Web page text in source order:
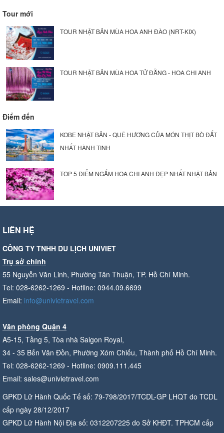
Tour mới
TOUR NHẬT BẢN MÙA HOA ANH ĐÀO (NRT-KIX)
TOUR NHẬT BẢN MÙA HOA TỬ ĐẰNG - HOA CHI ANH
Điểm đến
KOBE NHẬT BẢN - QUÊ HƯƠNG CỦA MÓN THỊT BÒ ĐẮT
NHẤT HÀNH TINH
TOP 5 ĐIỂM NGẮM HOA CHI ANH ĐẸP NHẤT NHẬT BẢN
LIÊN HỆ
CÔNG TY TNHH DU LỊCH UNIVIET
Trụ sở chính
55 Nguyễn Văn Linh, Phường Tân Thuận, TP. Hồ Chí Minh.
Tel: 028-6262-1269 - Hotline: 0944.09.6699
Email: info@univietravel.com
Văn phòng Quận 4
A5-15, Tầng 5, Tòa nhà Saigon Royal,
34 - 35 Bến Vân Đồn, Phường Xóm Chiếu, Thành phố Hồ Chí Minh.
Tel: 028-6262-1269 - Hotline: 0909.111.445
Email: sales@univietravel.com
GPKD Lữ Hành Quốc Tế số: 79-798/2017/TCDL-GP LHQT do TCDL
cấp ngày 28/12/2017
GPKD Lữ Hành Nội Địa số: 0312207225 do Sở KHĐT. TPHCM cấp